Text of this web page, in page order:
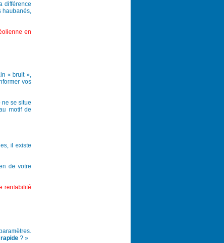
différence
haubanés,
en
« bruit »,
vos
ne se situe
motif de
il existe
de votre
rentabilité
? »